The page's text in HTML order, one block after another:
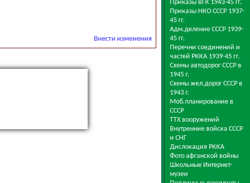
Внести изменения
Приказы ВГК 1943-45 гг.
Приказы НКО СССР 1937-
45 гг.
Адм.деление СССР 1939-
45 гг.
Перечни соединений и
частей РККА 1939-45 гг.
Схемы автодорог СССР в
1945 г.
Схемы жел.дорог СССР в
1943 г.
Моб.планирование в
СССР
ТТХ вооружений
Внутренние войска СССР
и СНГ
Дислокация РККА
Фото афганской войны
Школьные Интернет-
музеи